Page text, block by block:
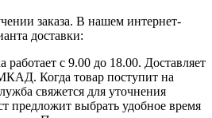
заказа. В нашем интернет-
доставки:
работает с 9.00 до 18.00. Доставляет
Когда товар поступит на
свяжется для уточнения
предложит выбрать удобное время